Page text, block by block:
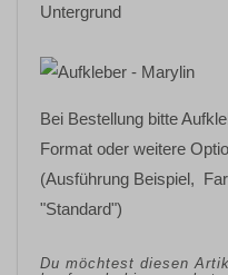
Untergrund
Bei Bestellung bitte
Format oder weitere
(Ausführung Beispiel,
"Standard")
Du möchtest diesen